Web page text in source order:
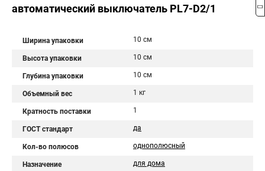
автоматический выключатель PL7-D2/1
Ширина упаковки 10 см
Высота упаковки 10 см
Глубина упаковки 10 см
Объемный вес 1 кг
Кратность поставки 1
ГОСТ стандарт да
Кол-во полюсов однополюсный
Назначение для дома